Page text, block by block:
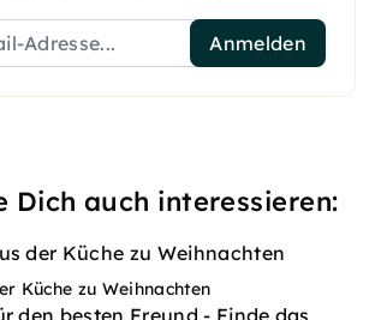
Anmelden
Dich auch interessieren:
Küche zu Weihnachten